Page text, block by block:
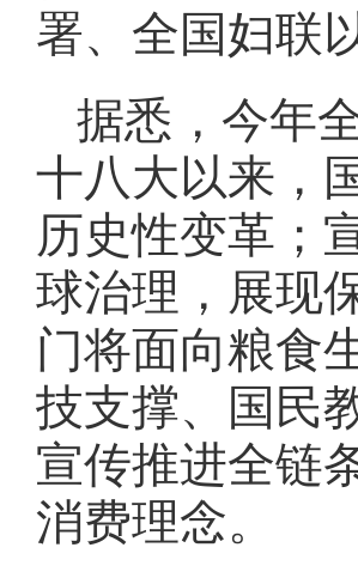
署、全国妇联
据悉，今年
十八大以来，
历史性变革；
球治理，展现
门将面向粮食
技支撑、国民
宣传推进全链
消费理念。